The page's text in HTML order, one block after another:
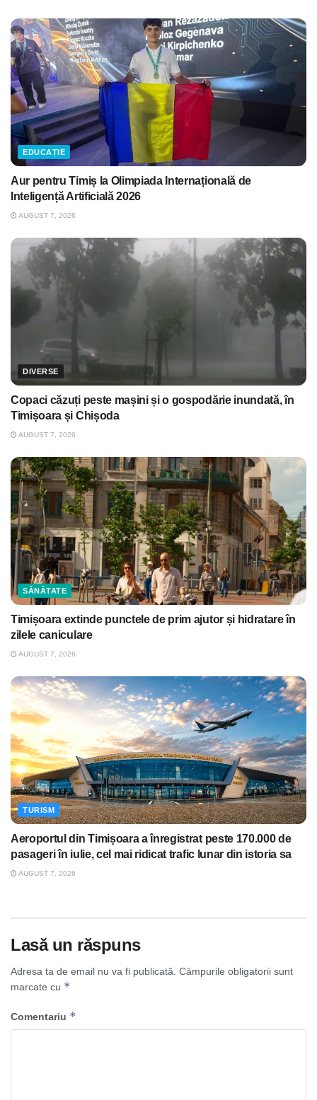
EDUCAȚIE
Aur pentru Timiș la Olimpiada Internațională de
Inteligență Artificială 2026
AUGUST 7, 2026
DIVERSE
Copaci căzuți peste mașini și o gospodărie inundată, în
Timișoara și Chișoda
AUGUST 7, 2026
SĂNĂTATE
Timișoara extinde punctele de prim ajutor și hidratare în
zilele caniculare
AUGUST 7, 2026
TURISM
Aeroportul din Timișoara a înregistrat peste 170.000 de
pasageri în iulie, cel mai ridicat trafic lunar din istoria sa
AUGUST 7, 2026
Lasă un răspuns
Adresa ta de email nu va fi publicată. Câmpurile obligatorii sunt
marcate cu *
Comentariu *